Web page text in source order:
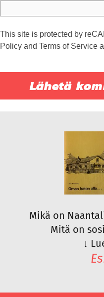
This site is protected by
Policy and Terms of Service
Mikä on
Mitä on
↓